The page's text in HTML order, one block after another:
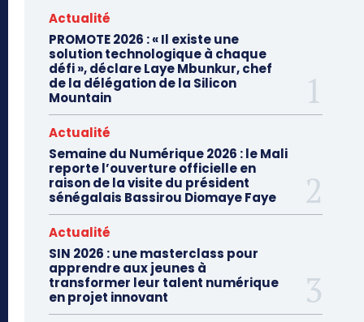
Actualité
PROMOTE 2026 : « Il existe une
solution technologique à chaque
défi », déclare Laye Mbunkur, chef
de la délégation de la Silicon
Mountain
Actualité
Semaine du Numérique 2026 : le Mali
reporte l’ouverture officielle en
raison de la visite du président
sénégalais Bassirou Diomaye Faye
Actualité
SIN 2026 : une masterclass pour
apprendre aux jeunes à
transformer leur talent numérique
en projet innovant